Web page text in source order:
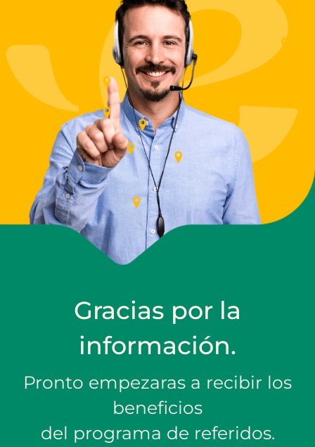
Gracias por la
información.
Pronto empezaras a recibir los
beneficios
del programa de referidos.